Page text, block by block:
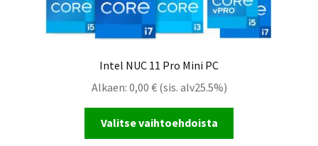
Intel NUC 11 Pro Mini PC
Alkaen: 0,00 €(sis. alv25.5%)
Valitse vaihtoehdoista